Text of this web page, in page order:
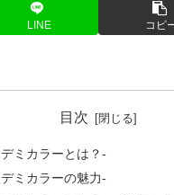
LINE コピ
目次
デミカラーとは？-
デミカラーの魅力-